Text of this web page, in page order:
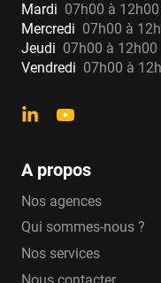
Mardi 07h00 à
Mercredi 07h00 à
Jeudi 07h00 à
Vendredi 07h00 à
A propos
Nos agences
Qui sommes-nous ?
Nos services
Nous contacter